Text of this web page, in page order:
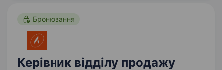
Бронювання
Керівник відділу продажу